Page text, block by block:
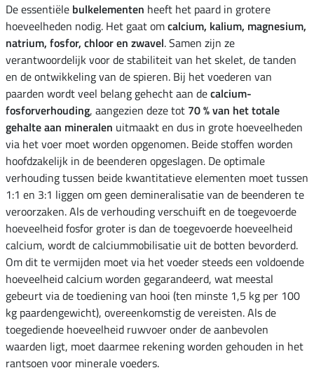
De essentiële bulkelementen heeft het paard in grotere
hoeveelheden nodig. Het gaat omcalcium, kalium, magnesium,
natrium, fosfor, chloor en zwavel. Samen zijn ze
verantwoordelijk voor de stabiliteit van het skelet, de tanden
en de ontwikkeling van de spieren. Bij het voederen van
paarden wordt veel belang gehecht aan decalcium-
fosforverhouding, aangezien deze tot 70 % van het totale
gehalte aan mineralen uitmaakt en dus in grote hoeveelheden
via het voer moet worden opgenomen. Beide stoffen worden
hoofdzakelijk in de beenderen opgeslagen. De optimale
verhouding tussen beide kwantitatieve elementen moet tussen
1:1 en 3:1 liggen om geen demineralisatie van de beenderen te
veroorzaken. Als de verhouding verschuift en de toegevoerde
hoeveelheid fosfor groter is dan de toegevoerde hoeveelheid
calcium, wordt de calciummobilisatie uit de botten bevorderd.
Om dit te vermijden moet via het voeder steeds een voldoende
hoeveelheid calcium worden gegarandeerd, wat meestal
gebeurt via de toediening van hooi (ten minste 1,5 kg per 100
kg paardengewicht), overeenkomstig de vereisten. Als de
toegediende hoeveelheid ruwvoer onder de aanbevolen
waarden ligt, moet daarmee rekening worden gehouden in het
rantsoen voor minerale voeders.